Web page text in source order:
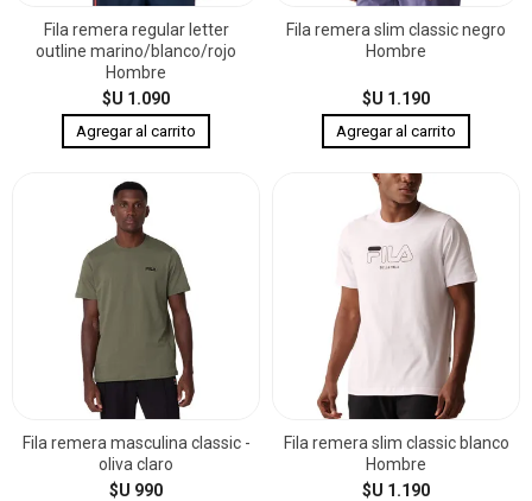
Fila remera regular letter
outline marino/blanco/rojo
Hombre
$U 1.090
Fila remera slim classic negro
Hombre
$U 1.190
Fila remera masculina classic -
oliva claro
$U 990
Fila remera slim classic blanco
Hombre
$U 1.190